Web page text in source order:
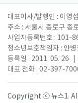
대표이사/발행인 : 이영섭
주소 : 서울시 종로구 종
사업자등록번호 : 101-
청소년보호책임자 : 안병
등록일 : 2011. 05. 26
대표 전화 : 02-397-
Copyright ⓒ 뉴스1. All